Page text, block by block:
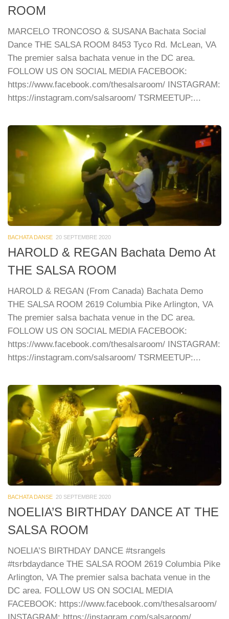
ROOM
MARCELO TRONCOSO & SUSANA Bachata Social
Dance THE SALSA ROOM 8453 Tyco Rd. McLean, VA
The premier salsa bachata venue in the DC area.
FOLLOW US ON SOCIAL MEDIA FACEBOOK:
https://www.facebook.com/thesalsaroom/ INSTAGRAM:
https://instagram.com/salsaroom/ TSRMEETUP:...
BACHATA DANSE 20 SEPTEMBRE 2020
HAROLD & REGAN Bachata Demo At
THE SALSA ROOM
HAROLD & REGAN (From Canada) Bachata Demo
THE SALSA ROOM 2619 Columbia Pike Arlington, VA
The premier salsa bachata venue in the DC area.
FOLLOW US ON SOCIAL MEDIA FACEBOOK:
https://www.facebook.com/thesalsaroom/ INSTAGRAM:
https://instagram.com/salsaroom/ TSRMEETUP:...
BACHATA DANSE 20 SEPTEMBRE 2020
NOELIA’S BIRTHDAY DANCE AT THE
SALSA ROOM
NOELIA’S BIRTHDAY DANCE #tsrangels
#tsrbdaydance THE SALSA ROOM 2619 Columbia Pike
Arlington, VA The premier salsa bachata venue in the
DC area. FOLLOW US ON SOCIAL MEDIA
FACEBOOK: https://www.facebook.com/thesalsaroom/